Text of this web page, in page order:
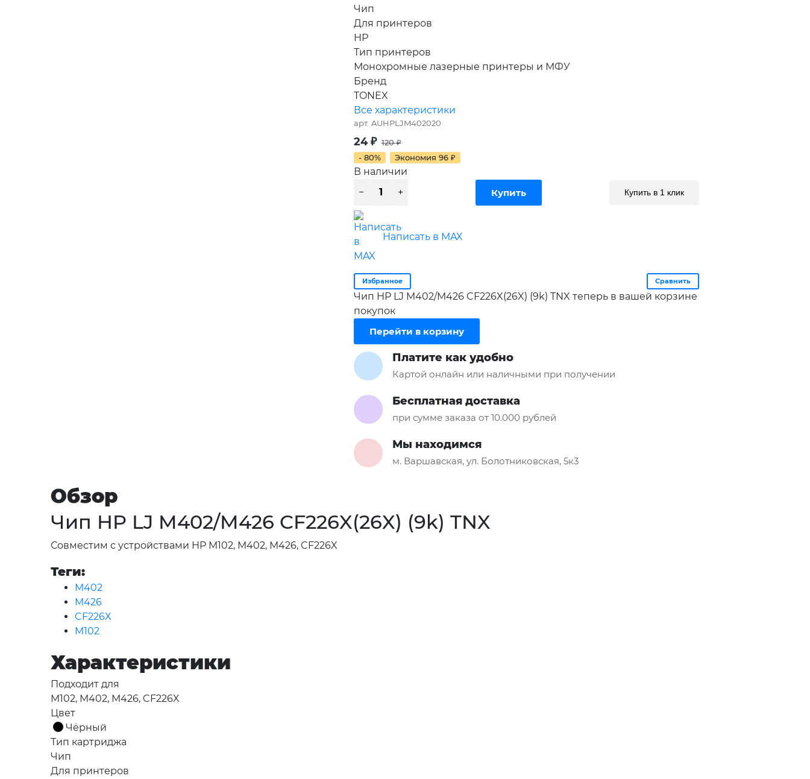
Чип
Для принтеров
HP
Тип принтеров
Монохромные лазерные принтеры и МФУ
Бренд
TONEX
Все характеристики
арт. AUHPLJM402020
24₽ 120₽
- 80%
Экономия 96 ₽
В наличии
Купить в 1 клик
Написать в MAX
Избранное Сравнить
Чип HP LJ M402/M426 CF226X(26X) (9k) TNX теперь в вашей корзине
покупок
Перейти в корзину
Платите как удобно
Картой онлайн или наличными при получении
Бесплатная доставка
при сумме заказа от 10.000 рублей
Мы находимся
м. Варшавская, ул. Болотниковская, 5к3
Обзор
Чип HP LJ M402/M426 CF226X(26X) (9k) TNX
Совместим с устройствами HP M102, M402, M426, CF226X
Теги:
M402
M426
CF226X
M102
Характеристики
Подходит для
M102, M402, M426, CF226X
Цвет
Чёрный
Тип картриджа
Чип
Для принтеров